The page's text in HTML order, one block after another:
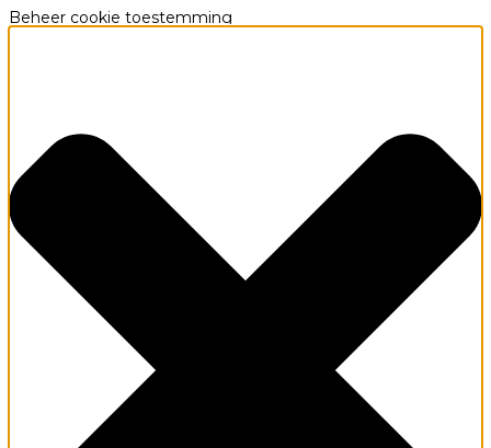
Beheer cookie toestemming